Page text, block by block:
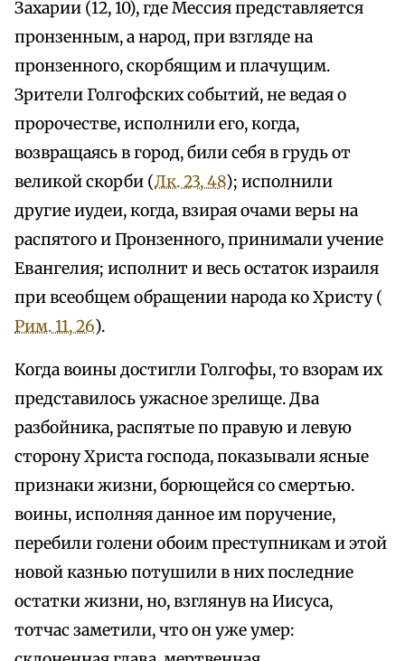
Захарии (12, 10), где Мессия представляется
пронзенным, а народ, при взгляде на
пронзенного, скорбящим и плачущим.
Зрители Голгофских событий, не ведая о
пророчестве, исполнили его, когда,
возвращаясь в город, били себя в грудь от
великой скорби (Лк. 23, 48); исполнили
другие иудеи, когда, взирая очами веры на
распятого и Пронзенного, принимали учение
Евангелия; исполнит и весь остаток израиля
при всеобщем обращении народа ко Христу (
Рим. 11, 26).
Когда воины достигли Голгофы, то взорам их
представилось ужасное зрелище. Два
разбойника, распятые по правую и левую
сторону Христа господа, показывали ясные
признаки жизни, борющейся со смертью.
воины, исполняя данное им поручение,
перебили голени обоим преступникам и этой
новой казнью потушили в них последние
остатки жизни, но, взглянув на Иисуса,
тотчас заметили, что он уже умер: